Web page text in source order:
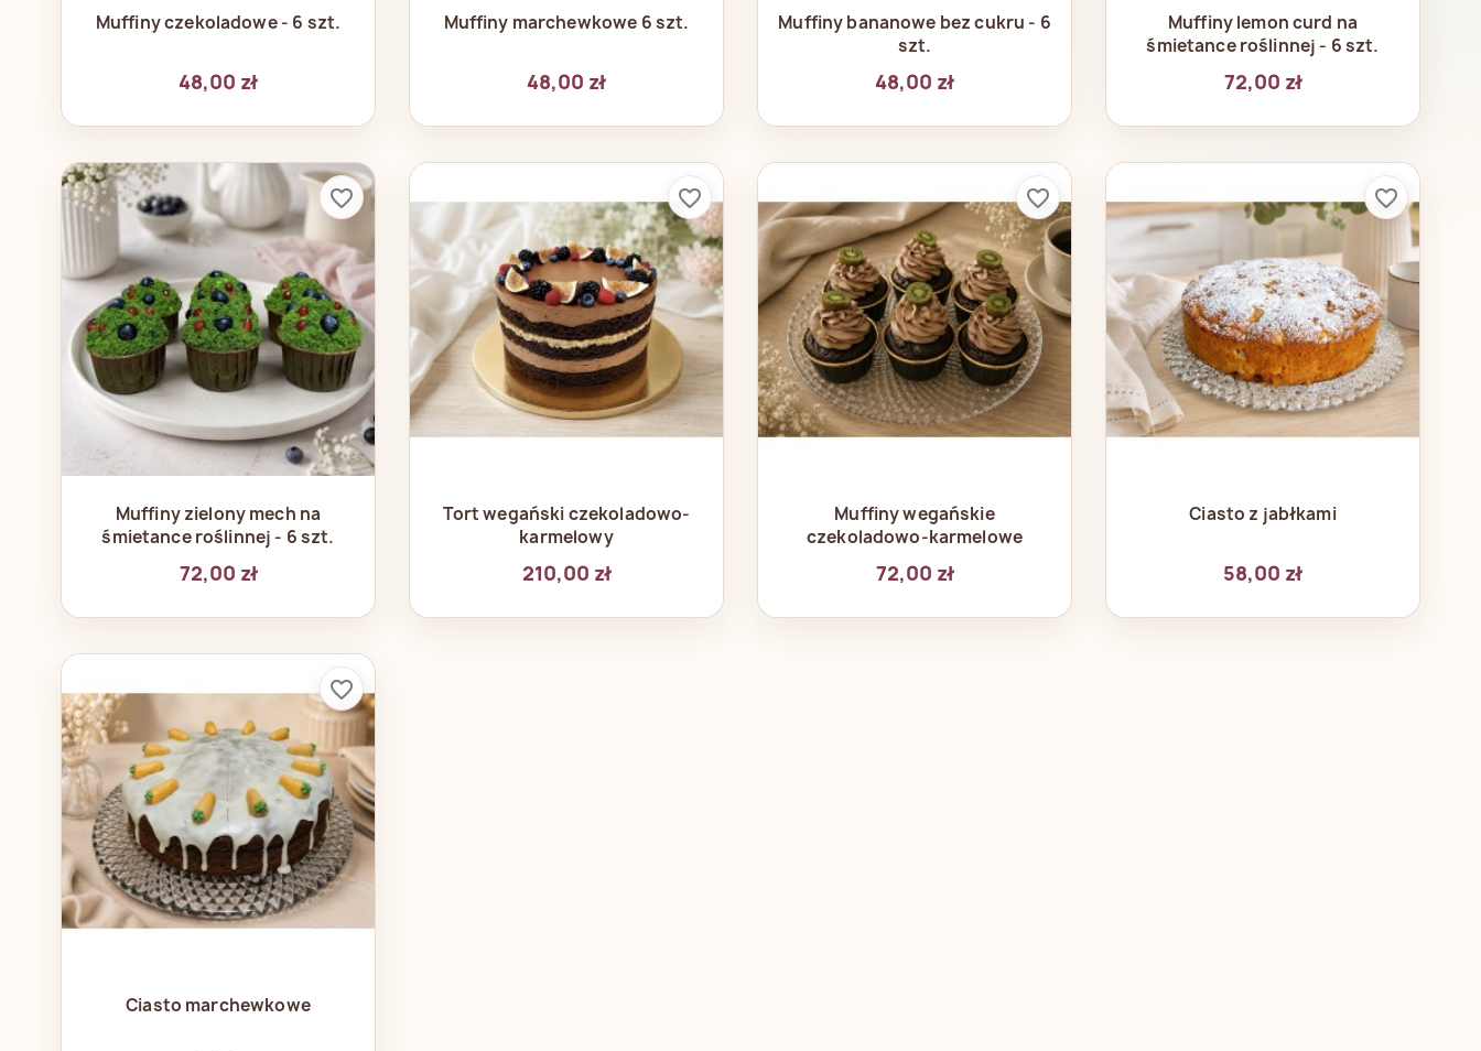

Muffiny czekoladowe - 6 szt.
48,00 zł

Muffiny marchewkowe 6 szt.
48,00 zł

Muffiny bananowe bez cukru - 6
szt.
48,00 zł

Muffiny lemon curd na
śmietance roślinnej - 6 szt.
72,00 zł

Muffiny zielony mech na
śmietance roślinnej - 6 szt.
72,00 zł
favorite_border
Szybki podgląd
Tort wegański czekoladowo-
karmelowy
210,00 zł
favorite_border
 Szybki podgląd
Muffiny wegańskie
czekoladowo-karmelowe
72,00 zł
favorite_border

Ciasto z jabłkami
58,00 zł
favorite_border

Ciasto marchewkowe
favorite_border